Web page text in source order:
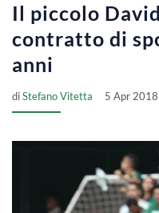
Il piccolo
contratto di
anni
diStefano Vitetta 5 Apr